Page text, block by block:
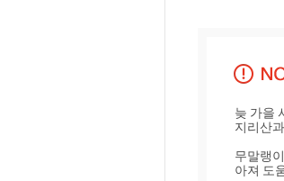
늦 가을
지리산
무말랭
아져 도